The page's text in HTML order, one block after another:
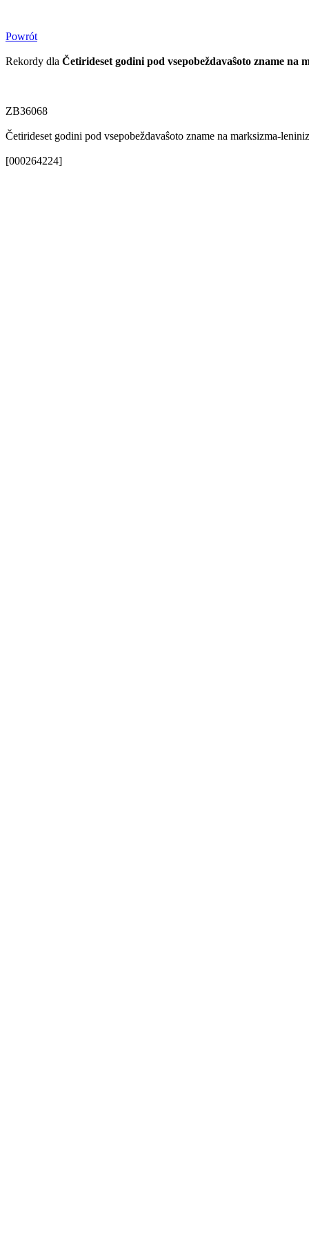
Powrót
Rekordy dla Četirideset godini pod vsepobeždavaŝoto zname
ZB36068
Četirideset godini pod vsepobeždavaŝoto zname na marksizma-
[000264224]